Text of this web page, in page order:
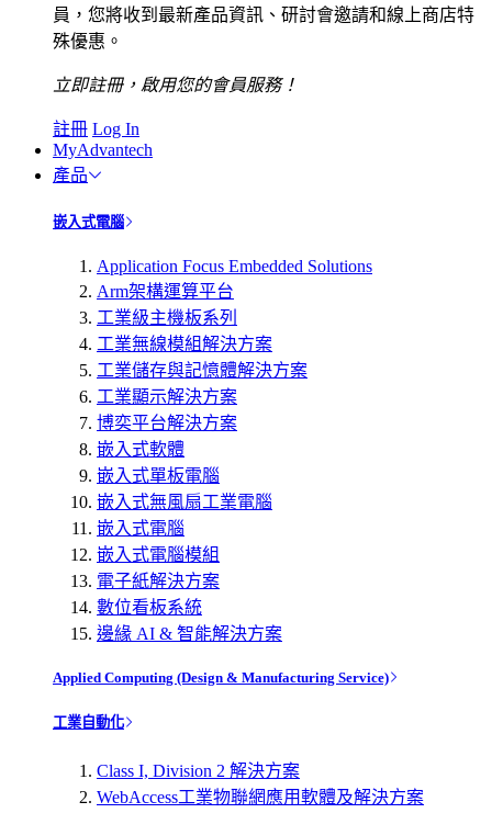
員，您將收到最新產品資訊、研討會邀請和線上商店特
殊優惠。
立即註冊，啟用您的會員服務！
註冊 Log In
MyAdvantech
產品
嵌入式電腦
Application Focus Embedded Solutions
Arm架構運算平台
工業級主機板系列
工業無線模組解決方案
工業儲存與記憶體解決方案
工業顯示解決方案
博奕平台解決方案
嵌入式軟體
嵌入式單板電腦
嵌入式無風扇工業電腦
嵌入式電腦
嵌入式電腦模組
電子紙解決方案
數位看板系統
邊緣 AI & 智能解決方案
Applied Computing (Design & Manufacturing Service)
工業自動化
Class I, Division 2 解決方案
WebAccess工業物聯網應用軟體及解決方案